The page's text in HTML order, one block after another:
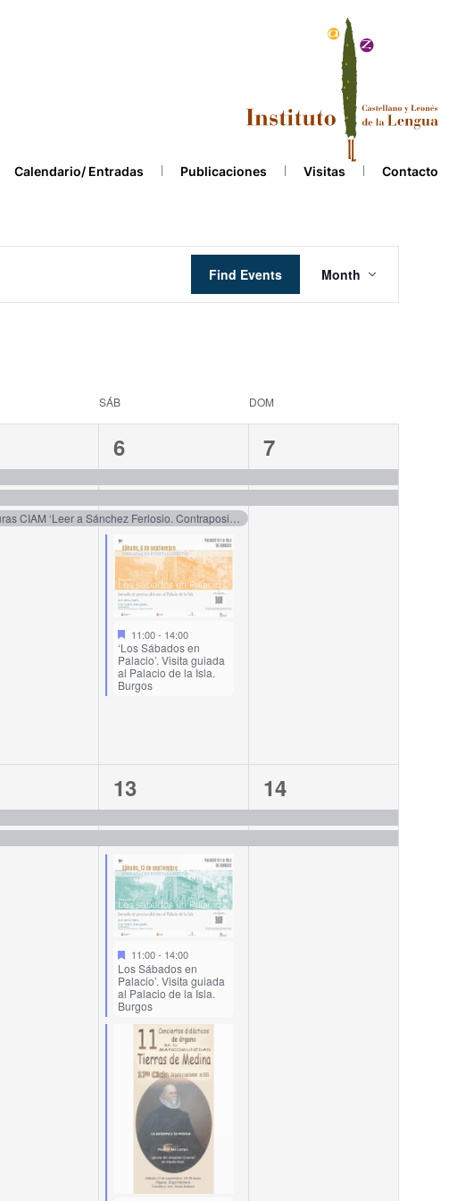
Calendario/ Entradas Publicaciones Visitas Contacto
Find Events
Views
Navigation
Month
SÁB DOM
4
events,
6
11:00- 14:00
‘Los Sábados en
Palacio’. Visita guiada
al Palacio de la Isla.
Burgos
2
events,
7
4
events,
13
11:00- 14:00
Los Sábados en
Palacio’. Visita guiada
al Palacio de la Isla.
Burgos
2
events,
14